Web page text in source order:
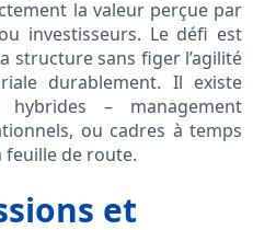
la valeur perçue par
investisseurs. Le défi est
structure sans figer l’agilité
durablement. Il existe
– management
ou cadres à temps
feuille de route.
et